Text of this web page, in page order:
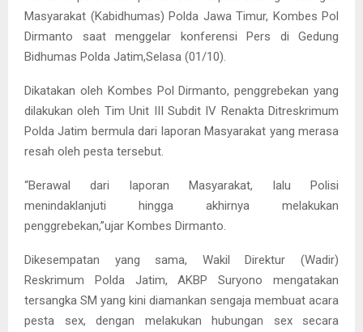
Masyarakat (Kabidhumas) Polda Jawa Timur, Kombes Pol
Dirmanto saat menggelar konferensi Pers di Gedung
Bidhumas Polda Jatim,Selasa (01/10).
Dikatakan oleh Kombes Pol Dirmanto, penggrebekan yang
dilakukan oleh Tim Unit III Subdit IV Renakta Ditreskrimum
Polda Jatim bermula dari laporan Masyarakat yang merasa
resah oleh pesta tersebut.
“Berawal dari laporan Masyarakat, lalu Polisi
menindaklanjuti hingga akhirnya melakukan
penggrebekan,”ujar Kombes Dirmanto.
Dikesempatan yang sama, Wakil Direktur (Wadir)
Reskrimum Polda Jatim, AKBP Suryono mengatakan
tersangka SM yang kini diamankan sengaja membuat acara
pesta sex, dengan melakukan hubungan sex secara